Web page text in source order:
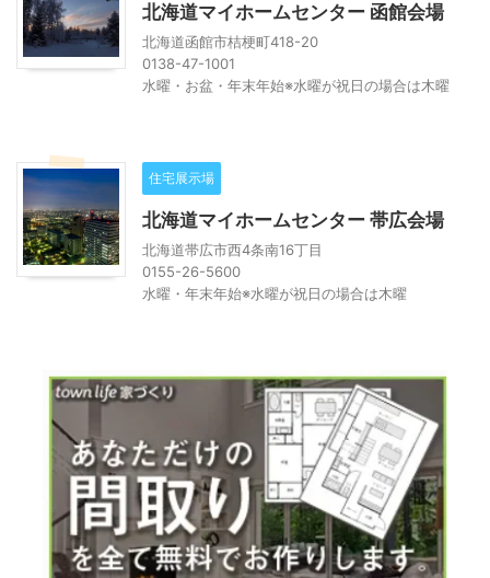
北海道マイホームセンター 函館会場
北海道函館市桔梗町418-20
0138-47-1001
水曜・お盆・年末年始※水曜が祝日の場合は木曜
住宅展示場
北海道マイホームセンター 帯広会場
北海道帯広市西4条南16丁目
0155-26-5600
水曜・年末年始※水曜が祝日の場合は木曜